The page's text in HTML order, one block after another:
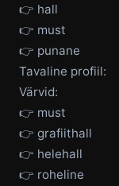
👉 hall
👉 must
👉 punane
Tavaline profiil:
Värvid:
👉 must
👉 grafiithall
👉 helehall
👉 roheline